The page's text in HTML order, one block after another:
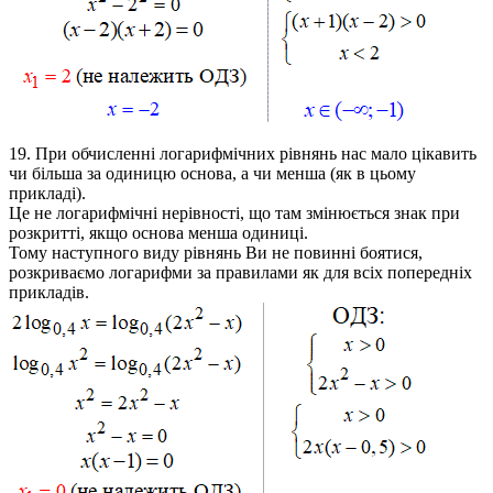
19. При обчисленні логарифмічних рівнянь нас мало цікавить
чи більша за одиницю основа, а чи менша (як в цьому
прикладі).
Це не логарифмічні нерівності, що там змінюється знак при
розкритті, якщо основа менша одиниці.
Тому наступного виду рівнянь Ви не повинні боятися,
розкриваємо логарифми за правилами як для всіх попередніх
прикладів.